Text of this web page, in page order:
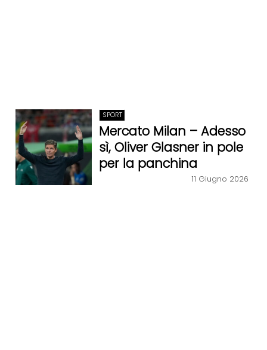
SPORT
Mercato Milan – Adesso
sì, Oliver Glasner in pole
per la panchina
11 Giugno 2026